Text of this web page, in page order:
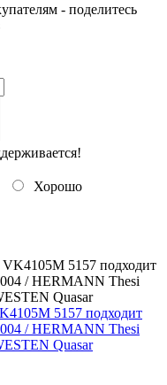
- поделитесь
Хорошо
5157 подходит
/ HERMANN Thesi
Quasar